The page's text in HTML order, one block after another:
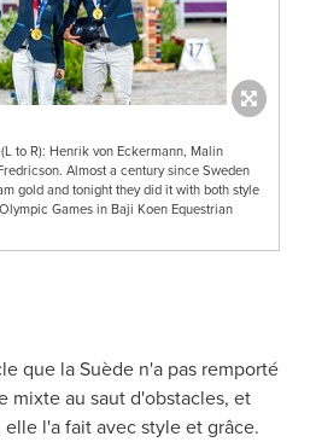
to R): Henrik von Eckermann, Malin
Almost a century since Sweden
gold and tonight they did it with both style
Games in Baji Koen Equestrian
que la Suède n'a pas remporté
mixte au saut d'obstacles, et
l'a fait avec style et grâce.